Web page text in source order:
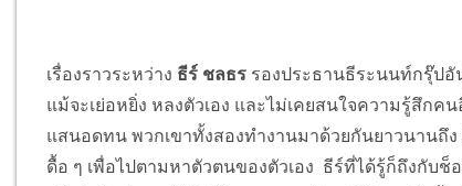
เรื่องราวระหว่าง ธีร์ ชลธร รองประธานธีระนนท์กรุ๊ปอั
แม้จะเย่อหยิ่ง หลงตัวเอง และไม่เคยสนใจความรู้สึกค
แสนอดทน พวกเขาทั้งสองทํางานมาด้วยกันยาวนานถึ
ดื้อ ๆ เพื่อไปตามหาตัวตนของตัวเอง ธีร์ที่ได้รู้ก็ถึงกับช็